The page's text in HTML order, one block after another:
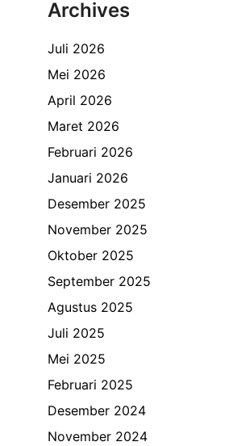
Archives
Juli 2026
Mei 2026
April 2026
Maret 2026
Februari 2026
Januari 2026
Desember 2025
November 2025
Oktober 2025
September 2025
Agustus 2025
Juli 2025
Mei 2025
Februari 2025
Desember 2024
November 2024